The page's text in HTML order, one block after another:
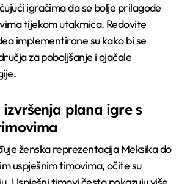
igračima da se bolje prilagode
tijekom utakmica. Redovite
implementirane su kako bi se
za poboljšanje i ojačale
plana igre s
ženska reprezentacija Meksika do
uspješnim timovima, očite su